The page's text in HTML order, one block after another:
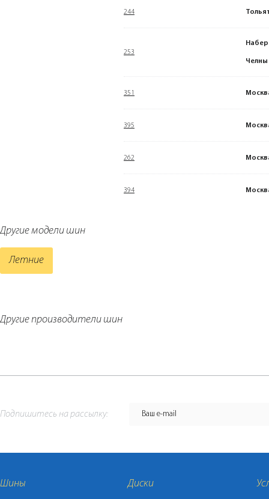
244
253
Челны
351
395
262
394
Другие модели шин
Летние
Другие производители шин
Подпишитесь на рассылку:
Шины Диски